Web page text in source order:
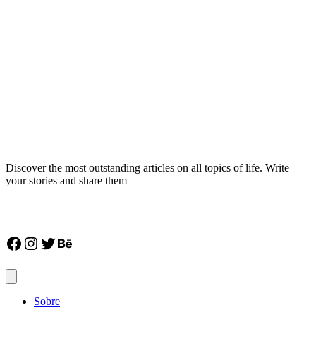
Discover the most outstanding articles on all topics of life. Write
your stories and share them
Facebook
Instagram
Twitter
Behance
Sobre